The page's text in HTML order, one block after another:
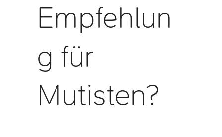
Empfehlun
g für
Mutisten?